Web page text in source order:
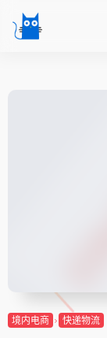
境内电商 快递物流